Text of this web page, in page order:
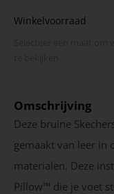
Winkelvoorraad
Omschrijving
Deze bruine
gemaakt van leer in
materialen. Deze
Pillow™ die je voet